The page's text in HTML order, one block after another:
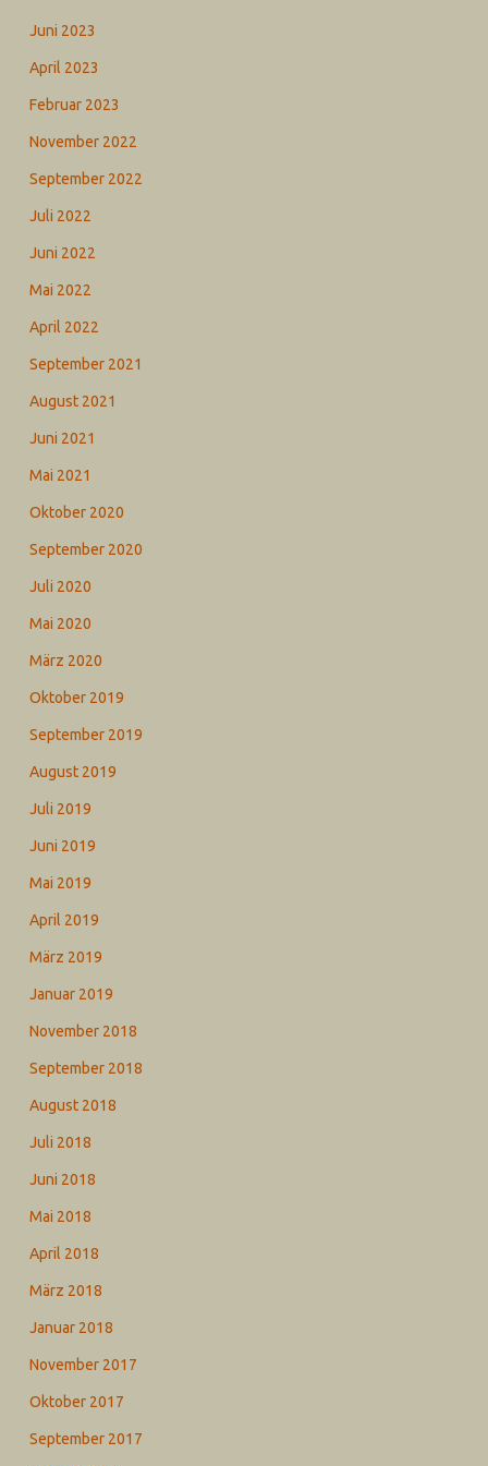
Juni 2023
April 2023
Februar 2023
November 2022
September 2022
Juli 2022
Juni 2022
Mai 2022
April 2022
September 2021
August 2021
Juni 2021
Mai 2021
Oktober 2020
September 2020
Juli 2020
Mai 2020
März 2020
Oktober 2019
September 2019
August 2019
Juli 2019
Juni 2019
Mai 2019
April 2019
März 2019
Januar 2019
November 2018
September 2018
August 2018
Juli 2018
Juni 2018
Mai 2018
April 2018
März 2018
Januar 2018
November 2017
Oktober 2017
September 2017